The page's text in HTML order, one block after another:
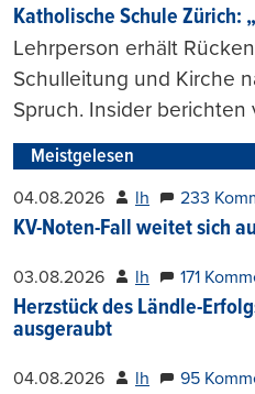
Katholische Schule Zürich:
Lehrperson erhält
Schulleitung und Kirche
Spruch. Insider berichten
Meistgelesen
04.08.2026 lh 233
KV-Noten-Fall weitet sich
03.08.2026 lh 171
Herzstück des Ländle-
ausgeraubt
04.08.2026 lh 95